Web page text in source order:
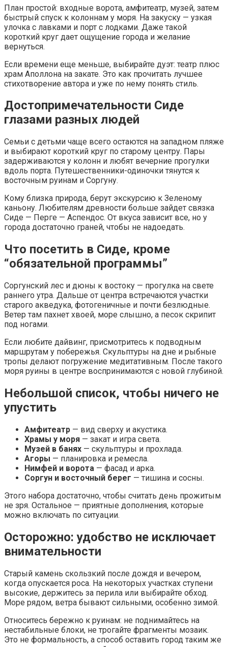
План простой: входные ворота, амфитеатр, музей, затем
быстрый спуск к колоннам у моря. На закуску — узкая
улочка с лавками и порт с лодками. Даже такой
короткий круг дает ощущение города и желание
вернуться.
Если времени еще меньше, выбирайте дуэт: театр плюс
храм Аполлона на закате. Это как прочитать лучшее
стихотворение автора и уже по нему понять стиль.
Достопримечательности Сиде
глазами разных людей
Семьи с детьми чаще всего остаются на западном пляже
и выбирают короткий круг по старому центру. Пары
задерживаются у колонн и любят вечерние прогулки
вдоль порта. Путешественники-одиночки тянутся к
восточным руинам и Соргуну.
Кому близка природа, берут экскурсию к Зеленому
каньону. Любителям древности больше зайдет связка
Сиде — Перге — Аспендос. От вкуса зависит все, но у
города достаточно граней, чтобы не надоедать.
Что посетить в Сиде, кроме
“обязательной программы”
Соргунский лес и дюны к востоку — прогулка на свете
раннего утра. Дальше от центра встречаются участки
старого акведука, фотогеничные и почти безлюдные.
Ветер там пахнет хвоей, море слышно, а песок скрипит
под ногами.
Если любите дайвинг, присмотритесь к подводным
маршрутам у побережья. Скульптуры на дне и рыбные
тропы делают погружение медитативным. После такого
моря руины в центре воспринимаются с новой глубиной.
Небольшой список, чтобы ничего не
упустить
Амфитеатр — вид сверху и акустика.
Храмы у моря — закат и игра света.
Музей в банях — скульптуры и прохлада.
Агоры — планировка и ремесла.
Нимфей и ворота — фасад и арка.
Соргун и восточный берег — тишина и сосны.
Этого набора достаточно, чтобы считать день прожитым
не зря. Остальное — приятные дополнения, которые
можно включать по ситуации.
Осторожно: удобство не исключает
внимательности
Старый камень скользкий после дождя и вечером,
когда опускается роса. На некоторых участках ступени
высокие, держитесь за перила или выбирайте обход.
Море рядом, ветра бывают сильными, особенно зимой.
Относитесь бережно к руинам: не поднимайтесь на
нестабильные блоки, не трогайте фрагменты мозаик.
Это не формальность, а способ оставить город таким же